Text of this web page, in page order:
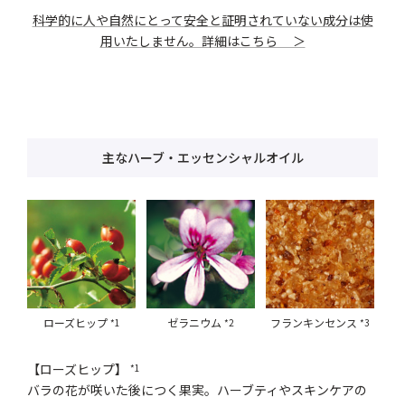
科学的に人や自然にとって安全と証明されていない成分は使
用いたしません。詳細はこちら ＞
主なハーブ・エッセンシャルオイル
ローズヒップ *1 ゼラニウム*2 フランキンセンス *3
【ローズヒップ】*1
バラの花が咲いた後につく果実。ハーブティやスキンケアの